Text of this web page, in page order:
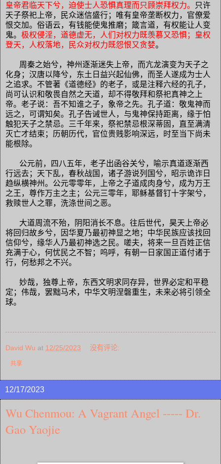
皇帝君临天下兮，迫使士人恐惧真理而只顾崇拜权力。
只许
天子祭祀上帝，民众迷信盛行；唯有皇帝垄断权力，官僚爱
恨交加。俗语云，有钱能使鬼推磨；箴言道，有权能让人变
鬼。 极权侵淫，道德虚无，人们对权力既羡慕又恐惧；皇权
登天，人权落地，民众对权力既怨恨又贪婪。
周秦之始兮，神州逐渐迷失上帝，而亢龙演变为天子之
化身；汉唐以降兮，东土日益兴起仙佛，而圣人遂成为士人
之追求。不管著《道德经》的老子，或是注释六经的孔子，
尚可认识和敬畏自然之天道，却不得敬拜和祭祀真神之上
帝。老子说：吾不知谁之子，象帝之先。孔子道：敬鬼神而
远之，可谓知矣。孔子告诫世人，与鬼神保持距离，缘于怕
触犯天子之禁忌。三千年来，祭祀禁忌根深蒂固，直至满清
灭亡才结束；历朝历代，官位贵贱影响深远，时至当下尚未
能根除。
公元前，四八五年，老子出函谷关兮，喻示真道逐渐西
行远去；天下乱，春秋战国，诸子游说列国兮，昭示诡诈日
趋纵横神州。公元零零年，上帝之子道成肉身兮，成为万王
之王，尊作万主之主；公元三零年，耶稣基督钉十字架兮，
救赎世人之罪，洗涤世间之恶。
大道周流不殆，阴阳消长不息。往后世代，昊天上帝必
将回归故乡兮，因华夏乃最初神显之地；中华民族应该找回
信仰兮，缘华人乃最初神选之民。嗟夫，将来一旦百姓正信
充满于心，何忧民之不智；呜呼，有朝一日家国正道付诸于
行，何愁邦之不兴。
妙哉，独尊上帝，东西文明求同存异，世界必定和平稳
定；伟哉，罢黜马术，中华文明涅磐重生，未来必将引领全
球。
David Wu at 12/25/2023 没有评论:
共享
12/17/2023
Wu Chenmou: A Vagrant Angel ----- Dr.
Gao Yaojie